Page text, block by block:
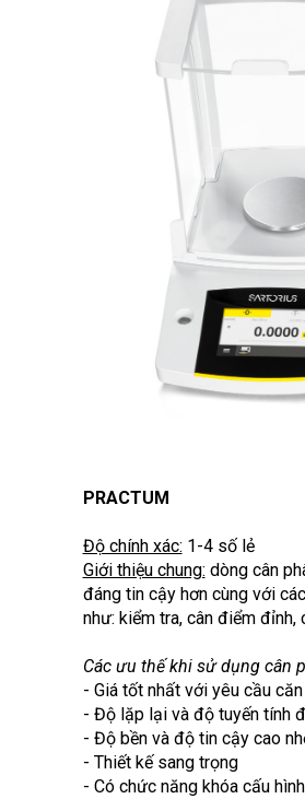
PRACTUM
Độ chính xác: 1-4 số lẻ
Giới thiệu chung: dòng cân
đáng tin cậy hơn cùng với
như: kiểm tra, cân điểm
Các ưu thế khi sử dụng cân
- Giá tốt nhất với yêu cầu
- Độ lặp lại và độ tuyến tính
- Độ bền và độ tin cậy cao
- Thiết kế sang trọng
- Có chức năng khóa cấu